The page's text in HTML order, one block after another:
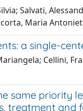
Salvati,
Maria
a single-
Cellini,
same priority
treatment and